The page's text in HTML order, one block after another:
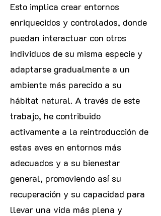
Esto implica crear entornos
enriquecidos y controlados, donde
puedan interactuar con otros
individuos de su misma especie y
adaptarse gradualmente a un
ambiente más parecido a su
hábitat natural. A través de este
trabajo, he contribuido
activamente a la reintroducción de
estas aves en entornos más
adecuados y a su bienestar
general, promoviendo así su
recuperación y su capacidad para
llevar una vida más plena y